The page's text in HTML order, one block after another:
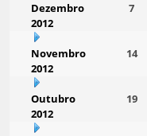
Dezembro
2012
7
Novembro
2012
14
Outubro
2012
19